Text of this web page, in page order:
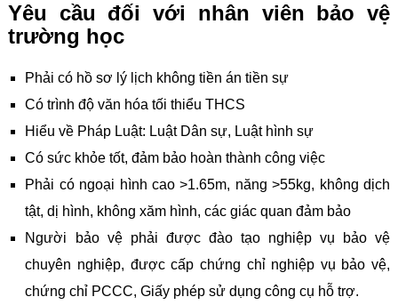
Yêu cầu đối với nhân viên bảo vệ
trường học
Phải có hồ sơ lý lịch không tiền án tiền sự
Có trình độ văn hóa tối thiểu THCS
Hiểu về Pháp Luật: Luật Dân sự, Luật hình sự
Có sức khỏe tốt, đảm bảo hoàn thành công việc
Phải có ngoại hình cao >1.65m, năng >55kg, không dịch
tật, dị hình, không xăm hình, các giác quan đảm bảo
Người bảo vệ phải được đào tạo nghiệp vụ bảo vệ
chuyên nghiệp, được cấp chứng chỉ nghiệp vụ bảo vệ,
chứng chỉ PCCC, Giấy phép sử dụng công cụ hỗ trợ.